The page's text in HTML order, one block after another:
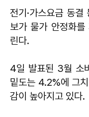
전기·가스요금 동
보가 물가 안정화
린다.
4일 발표된 3월 소
밑도는 4.2%에 그
감이 높아지고 있다.